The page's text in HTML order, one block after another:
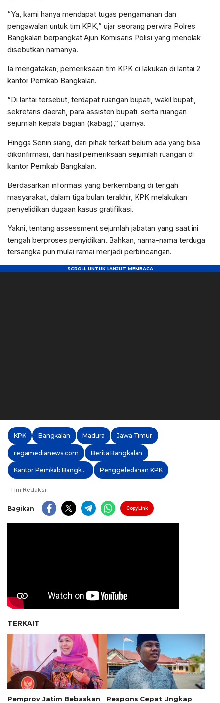
“Ya, kami hanya mendapat tugas pengamanan dan
pengawalan untuk tim KPK,” ujar seorang perwira Polres
Bangkalan berpangkat Ajun Komisaris Polisi yang menolak
disebutkan namanya.
Ia mengatakan, pemeriksaan tim KPK di lakukan di lantai 2
kantor Pemkab Bangkalan.
“Di lantai tersebut, terdapat ruangan bupati, wakil bupati,
sekretaris daerah, para assisten bupati, serta ruangan
sejumlah kepala bagian (kabag),” ujarnya.
Hingga Senin siang, dari pihak terkait belum ada yang bisa
dikonfirmasi, dari hasil pemeriksaan sejumlah ruangan di
kantor Pemkab Bangkalan.
Berdasarkan informasi yang berkembang di tengah
masyarakat, dalam tiga bulan terakhir, KPK melakukan
penyelidikan dugaan kasus gratifikasi.
Yakni, tentang assessment sejumlah jabatan yang saat ini
tengah berproses penyidikan. Bahkan, nama-nama terduga
tersangka pun mulai ramai menjadi perbincangan.
KPK Bangkalan Madura Jawa Timur
regamedianews.com Berita Bangkalan
Kantor Pemkab Bangkalan Penggeledahan KPK
Tim Redaksi
Bagikan Copy Link
TERKAIT
Pemprov Jatim Bebaskan Respons Cepat Ungkap